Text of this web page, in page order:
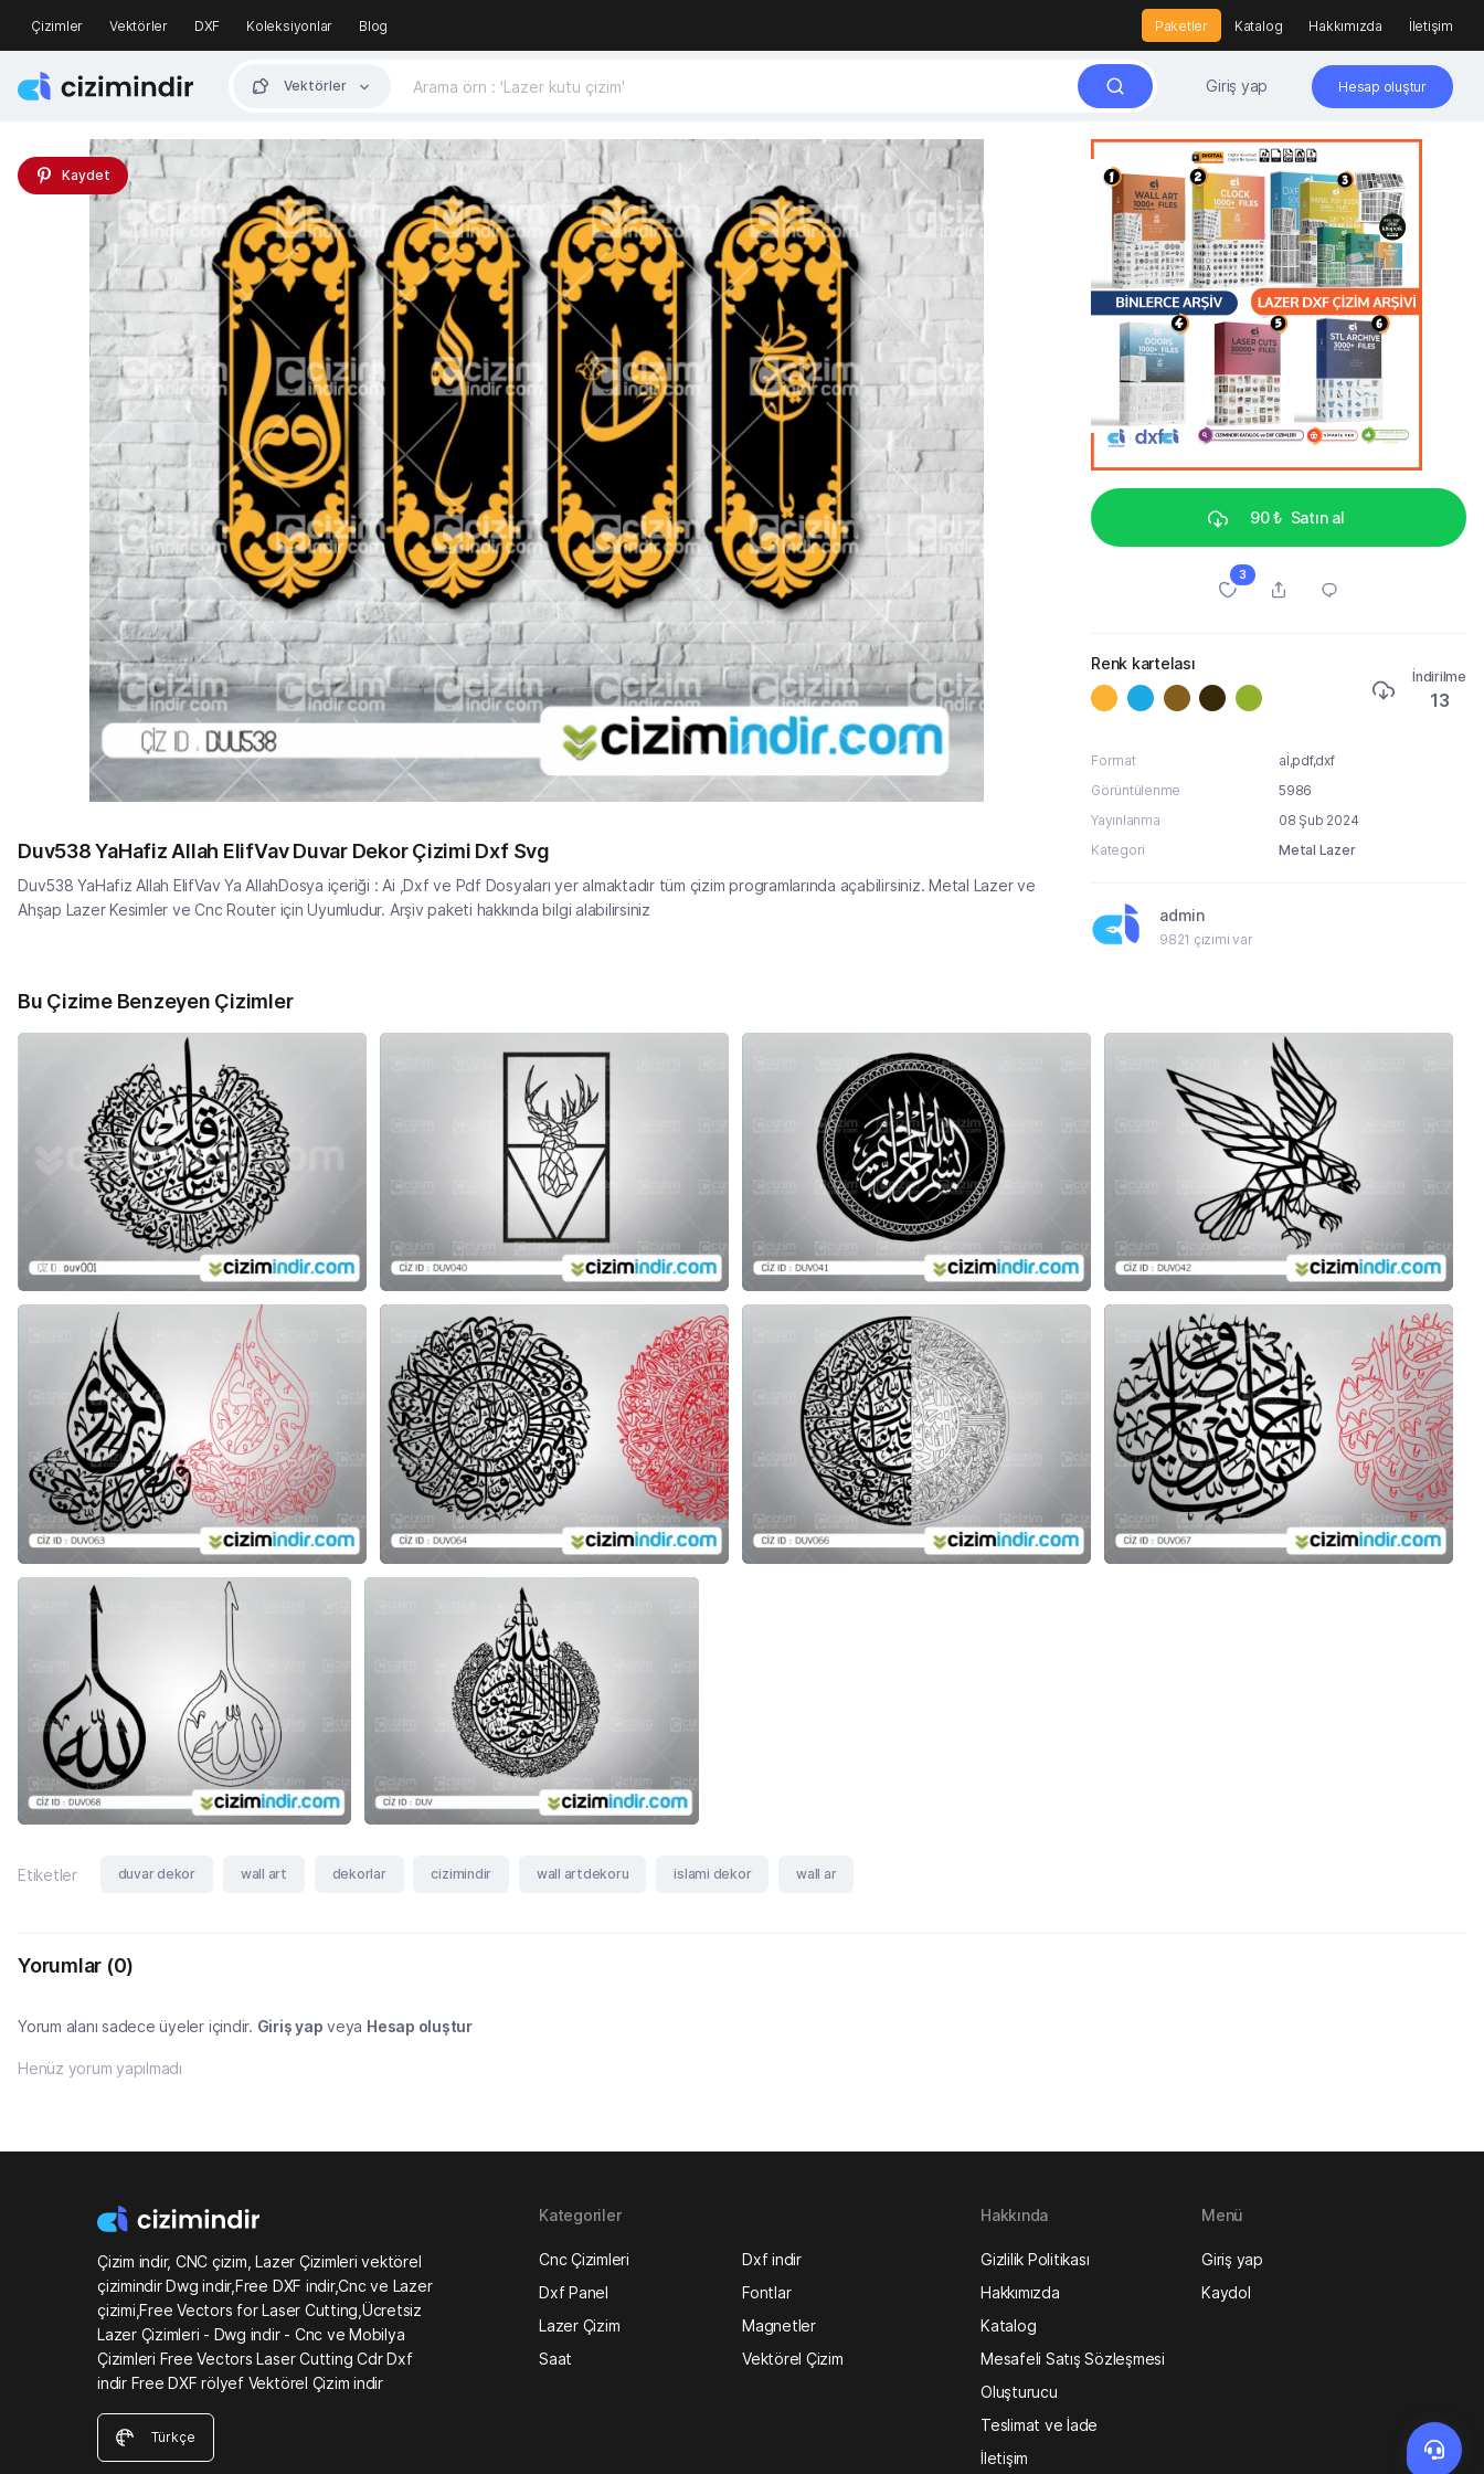
Çizimler Vektörler DXF Koleksiyonlar Blog Paketler Katalog Hakkımızda İletişim
Vektörler Giriş yap Hesap oluştur
Kaydet
Duv538 YaHafiz Allah ElifVav Duvar Dekor Çizimi Dxf Svg
Duv538 YaHafiz Allah ElifVav Ya AllahDosya içeriği : Ai ,Dxf ve Pdf Dosyaları yer almaktadır tüm çizim programlarında açabilirsiniz. Metal Lazer ve
Ahşap Lazer Kesimler ve Cnc Router için Uyumludur. Arşiv paketi hakkında bilgi alabilirsiniz
90 ₺ Satın al
3
Renk kartelası
İndirilme
13
Format
aİ,pdf,dxf
Görüntülenme
5986
Yayınlanma
08 Şub 2024
Kategori
Metal Lazer
admin
9821 çizimi var
Bu Çizime Benzeyen Çizimler
Etiketler duvar dekor wall art dekorlar cizimindir wall artdekoru islami dekor wall ar
Yorumlar (0)
Yorum alanı sadece üyeler içindir. Giriş yap veya Hesap oluştur
Henüz yorum yapılmadı
Çizim indir, CNC çizim, Lazer Çizimleri vektörel
çizimindir Dwg indir,Free DXF indir,Cnc ve Lazer
çizimi,Free Vectors for Laser Cutting,Ücretsiz
Lazer Çizimleri - Dwg indir - Cnc ve Mobilya
Çizimleri Free Vectors Laser Cutting Cdr Dxf
indir Free DXF rölyef Vektörel Çizim indir
Türkçe
Kategoriler
Cnc Çizimleri
Dxf indir
Dxf Panel
Fontlar
Lazer Çizim
Magnetler
Saat
Vektörel Çizim
Hakkında
Gizlilik Politikası
Hakkımızda
Katalog
Mesafeli Satış Sözleşmesi
Oluşturucu
Teslimat ve İade
İletişim
Menü
Giriş yap
Kaydol